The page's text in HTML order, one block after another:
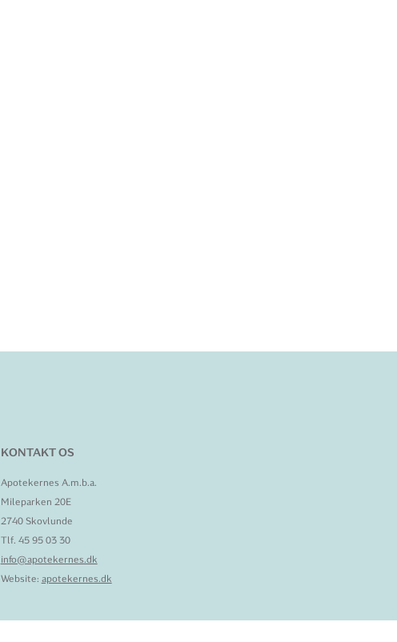
KONTAKT OS
Apotekernes A.m.b.a.
Mileparken 20E
2740 Skovlunde
Tlf. 45 95 03 30
info@apotekernes.dk
Website: apotekernes.dk